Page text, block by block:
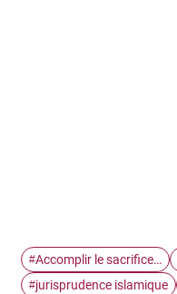
#Accomplir le sacrifice…
#jurisprudence islamique